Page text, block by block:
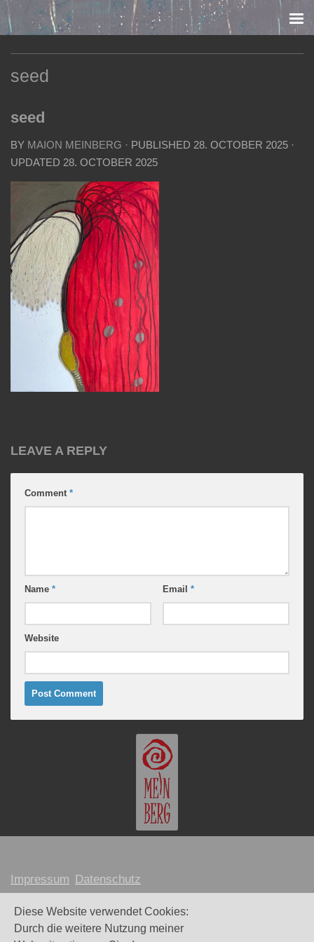
Skip to content
seed
seed
BY MAION MEINBERG · PUBLISHED 28. OCTOBER 2025 ·
UPDATED 28. OCTOBER 2025
LEAVE A REPLY
Comment *
Name * Email *
Website
Impressum Datenschutz
MARION MEINBERG © 2026
Webdesign und Umsetzung:Maike Littkemann
Diese Website verwendet Cookies:
Durch die weitere Nutzung meiner